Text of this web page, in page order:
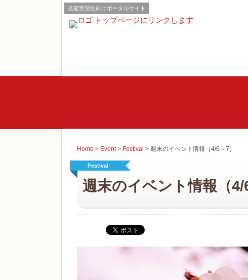
技能実習生向けポータルサイト
Home > Event> Festival > 週末のイベント情報（4/6～7）
Festival
週末のイベント情報（4/